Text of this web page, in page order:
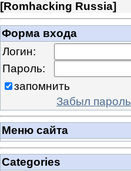
[Romhacking Russia]
Форма входа
Логин:
Пароль:
запомнить
Забыл пароль
Меню сайта
Categories